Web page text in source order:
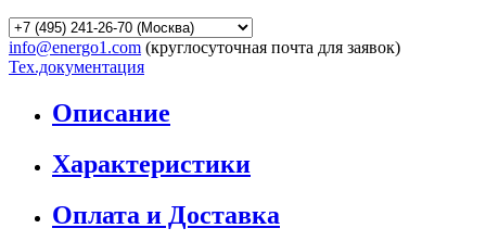
info@energo1.com (круглосуточная почта для заявок)
Тех.документация
Описание
Характеристики
Оплата и Доставка